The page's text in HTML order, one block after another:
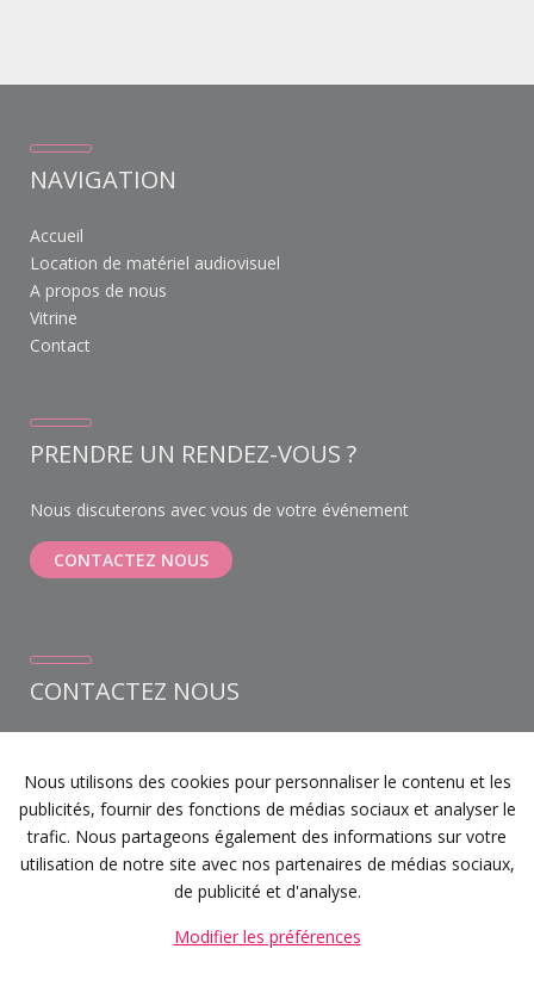
NAVIGATION
Accueil
Location de matériel audiovisuel
A propos de nous
Vitrine
Contact
PRENDRE UN RENDEZ-VOUS ?
Nous discuterons avec vous de votre événement
CONTACTEZ NOUS
CONTACTEZ NOUS
1930 Zaventem
+32 (0) 468 12 22 21
info@devents.be
Notre instagram
Nous utilisons des cookies pour personnaliser le contenu et les
publicités, fournir des fonctions de médias sociaux et analyser le
trafic. Nous partageons également des informations sur votre
utilisation de notre site avec nos partenaires de médias sociaux,
de publicité et d'analyse.
Modifier les préférences